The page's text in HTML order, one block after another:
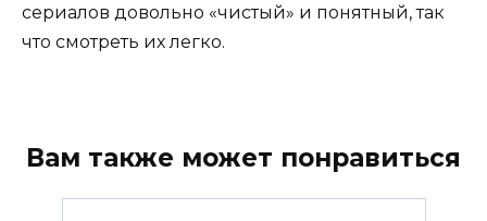
сериалов довольно «чистый» и понятный, так
что смотреть их легко.
Вам также может понравиться